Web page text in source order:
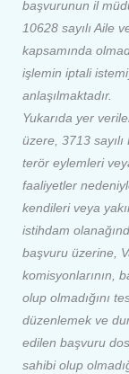
başvurunun il
10628 sayılı Aile
kapsamında
işlemin iptali
anlaşılmaktadır.
Yukarıda yer
üzere, 3713
terör eylemleri
faaliyetler
kendileri veya
istihdam
başvuru üzerine,
komisyonlarının,
olup olmadığını
düzenlemek ve
edilen başvuru
sahibi olup